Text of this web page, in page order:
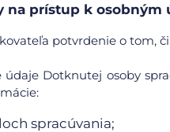
na prístup k osobným
potvrdenie o tom,
údaje Dotknutej osoby
spracúvania;